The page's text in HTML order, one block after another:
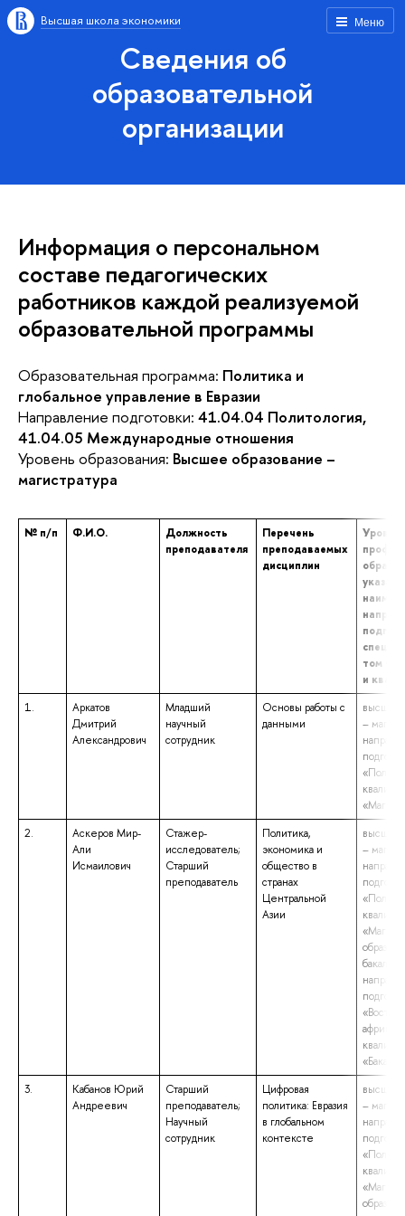
Меню
Высшая школа экономики
Сведения об
образовательной
организации
Информация о персональном
составе педагогических
работников каждой реализуемой
образовательной программы
Образовательная программа: Политика и
глобальное управление в Евразии
Направление подготовки: 41.04.04 Политология,
41.04.05 Международные отношения
Уровень образования: Высшее образование –
магистратура
№ п/п Ф.И.О.
Должность
преподавателя
Перечень
преподаваемых
дисциплин
том
и
1.
Аркатов
Дмитрий
Александрович
Младший
научный
сотрудник
Основы работы с
данными
высшее
–
2.
Аскеров Мир-
Али
Исмаилович
Стажер-
исследователь;
Старший
преподаватель
Политика,
экономика и
общество в
странах
Центральной
Азии
высшее
–
3.
Кабанов Юрий
Андреевич
Старший
преподаватель;
Научный
сотрудник
Цифровая
политика: Евразия
в глобальном
контексте
высшее
–